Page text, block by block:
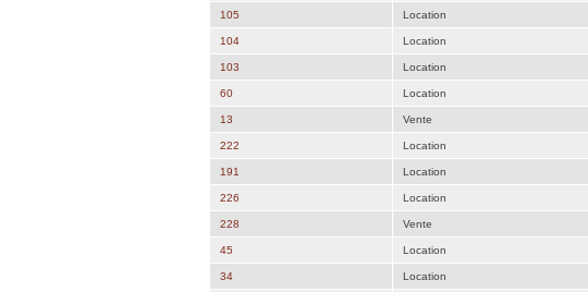
105 Location
104 Location
103 Location
60 Location
13 Vente
222 Location
191 Location
226 Location
228 Vente
45 Location
34 Location